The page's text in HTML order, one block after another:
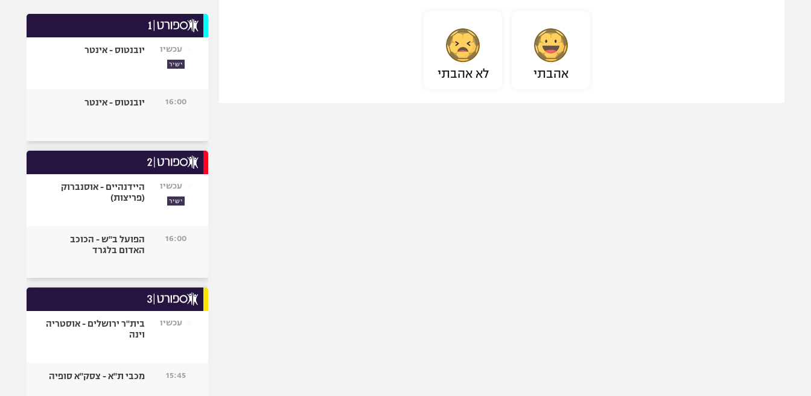
אהבתי לא אהבתי
עכשיו
ישיר
יובנטוס - אינטר
16:00 יובנטוס - אינטר
עכשיו
ישיר
היידנהיים - אוסנברוק
(פריצות)
16:00
הפועל ב"ש - הכוכב
האדום בלגרד
עכשיו
בית"ר ירושלים - אוסטריה
וינה
15:45 מכבי ת"א - צסק"א סופיה